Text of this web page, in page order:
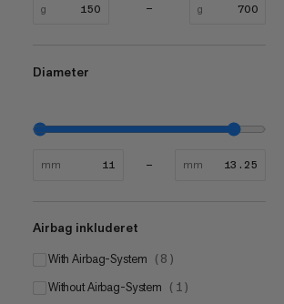
g g
Diameter
mm mm
Airbag inkluderet
With Airbag-System ( 8 )
Without Airbag-System ( 1 )